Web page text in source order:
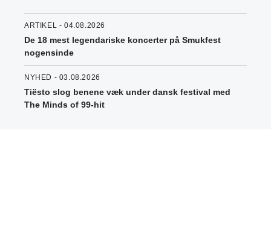
ARTIKEL - 04.08.2026
De 18 mest legendariske koncerter på Smukfest
nogensinde
NYHED - 03.08.2026
Tiësto slog benene væk under dansk festival med
The Minds of 99-hit